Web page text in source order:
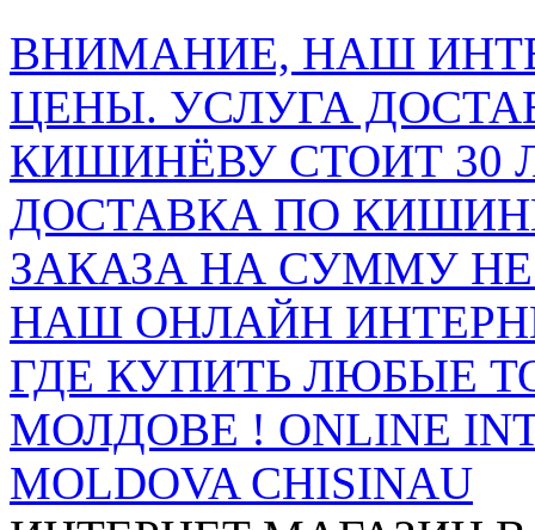
ВНИМАНИЕ, НАШ
ЦЕНЫ. УСЛУГА
КИШИНЁВУ СТОИТ 30
ДОСТАВКА ПО
ЗАКАЗА НА СУММУ НЕ
НАШ ОНЛАЙН
ГДЕ КУПИТЬ ЛЮБЫЕ
МОЛДОВЕ ! ONLINE
MOLDOVA CHISINAU